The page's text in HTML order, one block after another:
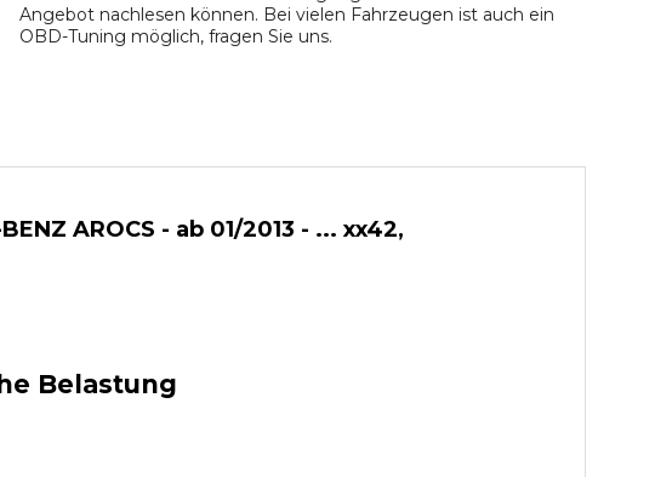
Angebot nachlesen können. Bei vielen Fahrzeugen ist auch ein
OBD-Tuning möglich, fragen Sie uns.
AROCS - ab 01/2013 - ... xx42,
Belastung